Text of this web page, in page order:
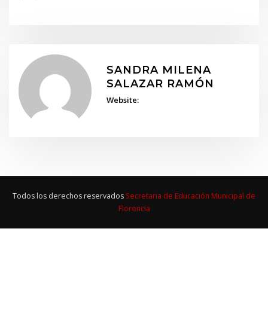
SANDRA MILENA
SALAZAR RAMÓN
Website:
Todos los derechos reservados Secretaria de Educación Municipal de
Florencia